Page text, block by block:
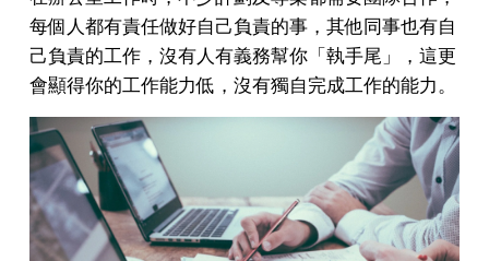
每個人都有責任做好自己負責的事，其他同事也有自
己負責的工作，沒有人有義務幫你「執手尾」，這更
會顯得你的工作能力低，沒有獨自完成工作的能力。